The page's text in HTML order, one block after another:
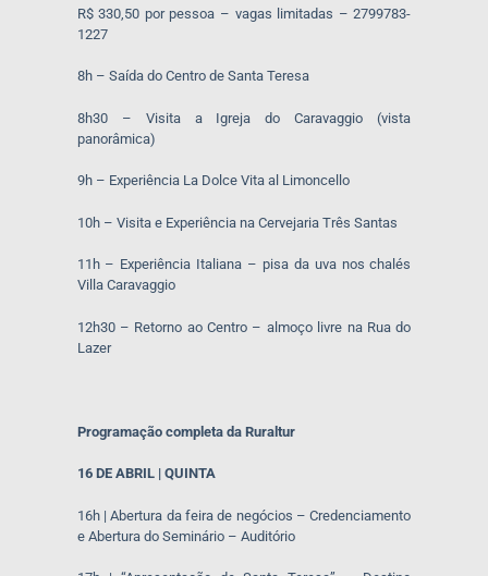
R$ 330,50 por pessoa – vagas limitadas – 2799783-
1227
8h – Saída do Centro de Santa Teresa
8h30 – Visita a Igreja do Caravaggio (vista
panorâmica)
9h – Experiência La Dolce Vita al Limoncello
10h – Visita e Experiência na Cervejaria Três Santas
11h – Experiência Italiana – pisa da uva nos chalés
Villa Caravaggio
12h30 – Retorno ao Centro – almoço livre na Rua do
Lazer
Programação completa da Ruraltur
16 DE ABRIL | QUINTA
16h | Abertura da feira de negócios – Credenciamento
e Abertura do Seminário – Auditório